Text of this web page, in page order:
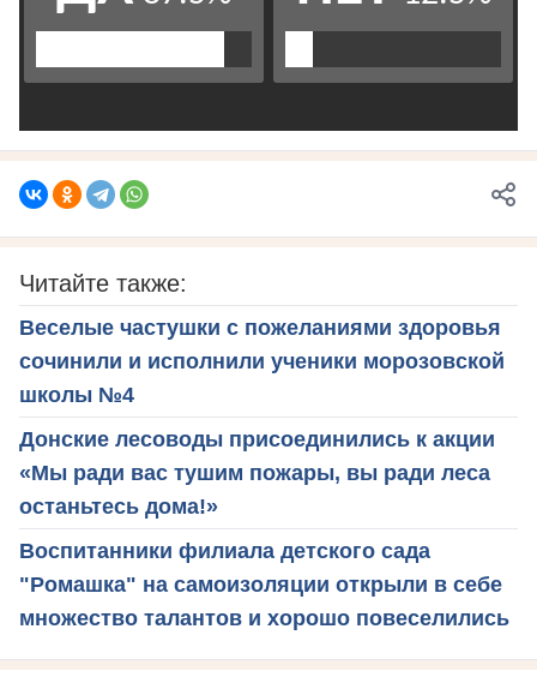
Читайте также:
Веселые частушки с пожеланиями здоровья
сочинили и исполнили ученики морозовской
школы №4
Донские лесоводы присоединились к акции
«Мы ради вас тушим пожары, вы ради леса
останьтесь дома!»
Воспитанники филиала детского сада
"Ромашка" на самоизоляции открыли в себе
множество талантов и хорошо повеселились